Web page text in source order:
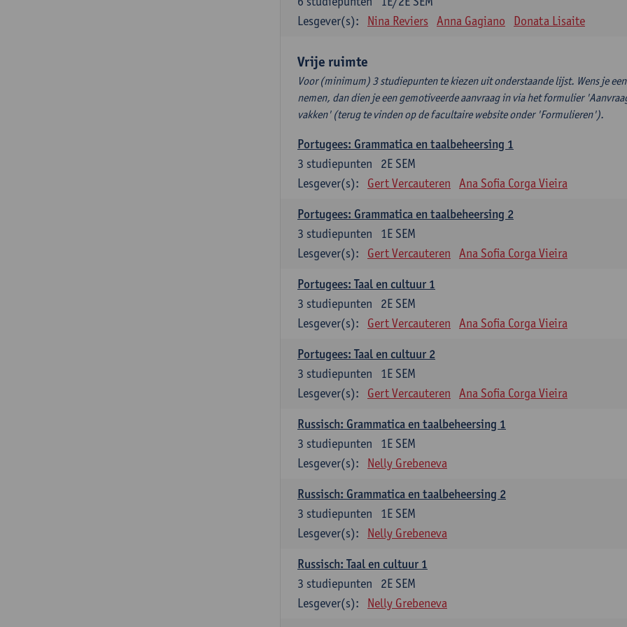
Lesgever(s):
Nina Reviers Anna Gagiano Donata Lisaite
Vrije ruimte
Voor (minimum) 3 studiepunten te kiezen uit onderstaande lijst. Wens je
nemen, dan dien je een gemotiveerde aanvraag in via het formulier
vakken' (terug te vinden op de facultaire website onder 'Formulieren').
Portugees: Grammatica en taalbeheersing 1
2E SEM
3 studiepunten
Lesgever(s):
Gert Vercauteren Ana Sofia Corga Vieira
Portugees: Grammatica en taalbeheersing 2
1E SEM
3 studiepunten
Lesgever(s):
Gert Vercauteren Ana Sofia Corga Vieira
Portugees: Taal en cultuur 1
2E SEM
3 studiepunten
Lesgever(s):
Gert Vercauteren Ana Sofia Corga Vieira
Portugees: Taal en cultuur 2
1E SEM
3 studiepunten
Lesgever(s):
Gert Vercauteren Ana Sofia Corga Vieira
Russisch: Grammatica en taalbeheersing 1
1E SEM
3 studiepunten
Lesgever(s):
Nelly Grebeneva
Russisch: Grammatica en taalbeheersing 2
1E SEM
3 studiepunten
Lesgever(s):
Nelly Grebeneva
Russisch: Taal en cultuur 1
2E SEM
3 studiepunten
Lesgever(s):
Nelly Grebeneva